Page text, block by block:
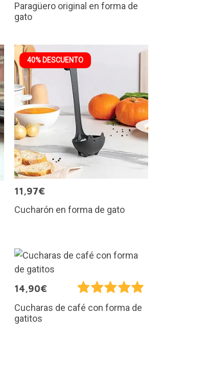
Paragüero original en forma de
gato
40% DESCUENTO
11,97€
Cucharón en forma de gato
14,90€
Cucharas de café con forma de
gatitos